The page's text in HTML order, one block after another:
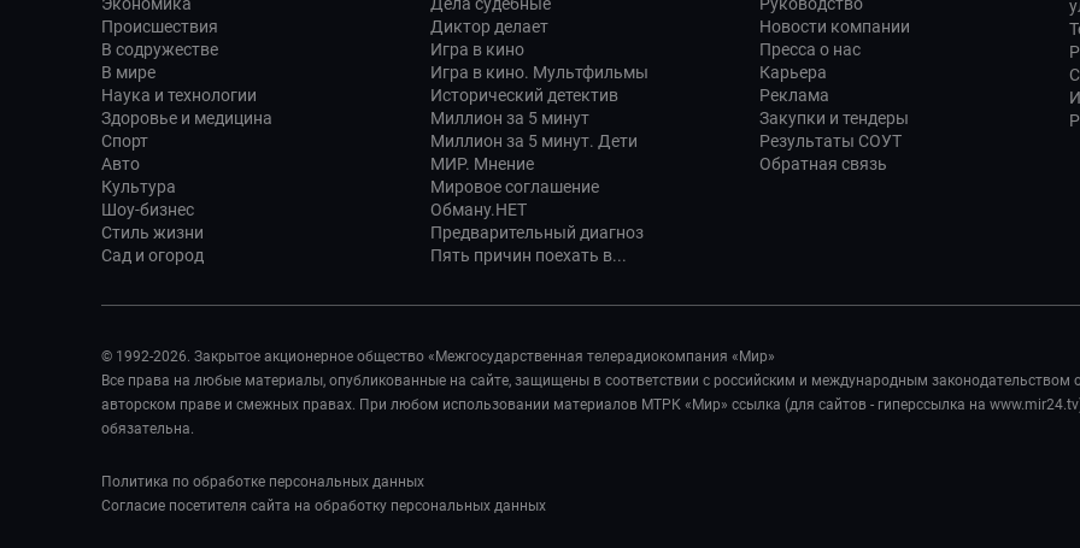
Происшествия
В содружестве
В мире
Наука и технологии
Здоровье и медицина
Спорт
Авто
Культура
Шоу-бизнес
Стиль жизни
Сад и огород
Диктор делает
Игра в кино
Игра в кино. Мультфильмы
Исторический детектив
Миллион за 5 минут
Миллион за 5 минут. Дети
МИР. Мнение
Мировое соглашение
Обману.НЕТ
Предварительный диагноз
Пять причин поехать в...
Новости компании
Пресса о нас
Карьера
Реклама
Закупки и тендеры
Результаты СОУТ
Обратная связь
© 1992-2026. Закрытое акционерное общество «Межгосударственная телерадиокомпания «Мир»
Все права на любые материалы, опубликованные на сайте, защищены в соответствии с российским и международным законодательством
авторском праве и смежных правах. При любом использовании материалов МТРК «Мир» ссылка (для сайтов - гиперссылка на
обязательна.
Политика по обработке персональных данных
Согласие посетителя сайта на обработку персональных данных